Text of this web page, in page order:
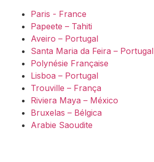
Paris - France
Papeete – Tahiti
Aveiro – Portugal
Santa Maria da Feira – Portugal
Polynésie Française
Lisboa – Portugal
Trouville – França
Riviera Maya – México
Bruxelas – Bélgica
Arabie Saoudite